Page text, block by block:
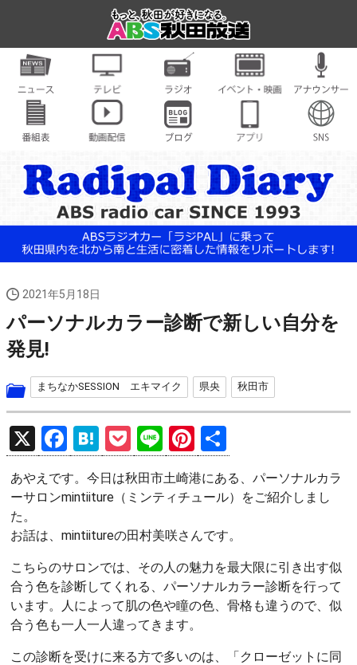
2021年5月18日
パーソナルカラー診断で新しい自分を
発見!
まちなかSESSION エキマイク 県央 秋田市
X
F
a
ce
o
o
k
H
at
e
a
P
o
ck
Li
n
e
Pi
nt
er
t
有
あやえです。今日は秋田市土崎港にある、パーソナルカラ
ーサロンmintiiture（ミンティチュール）をご紹介しまし
た。
お話は、mintiitureの田村美咲さんです。
こちらのサロンでは、その人の魅力を最大限に引き出す似
合う色を診断してくれる、パーソナルカラー診断を行って
います。人によって肌の色や瞳の色、骨格も違うので、似
合う色も一人一人違ってきます。
この診断を受けに来る方で多いのは、「クローゼットに同